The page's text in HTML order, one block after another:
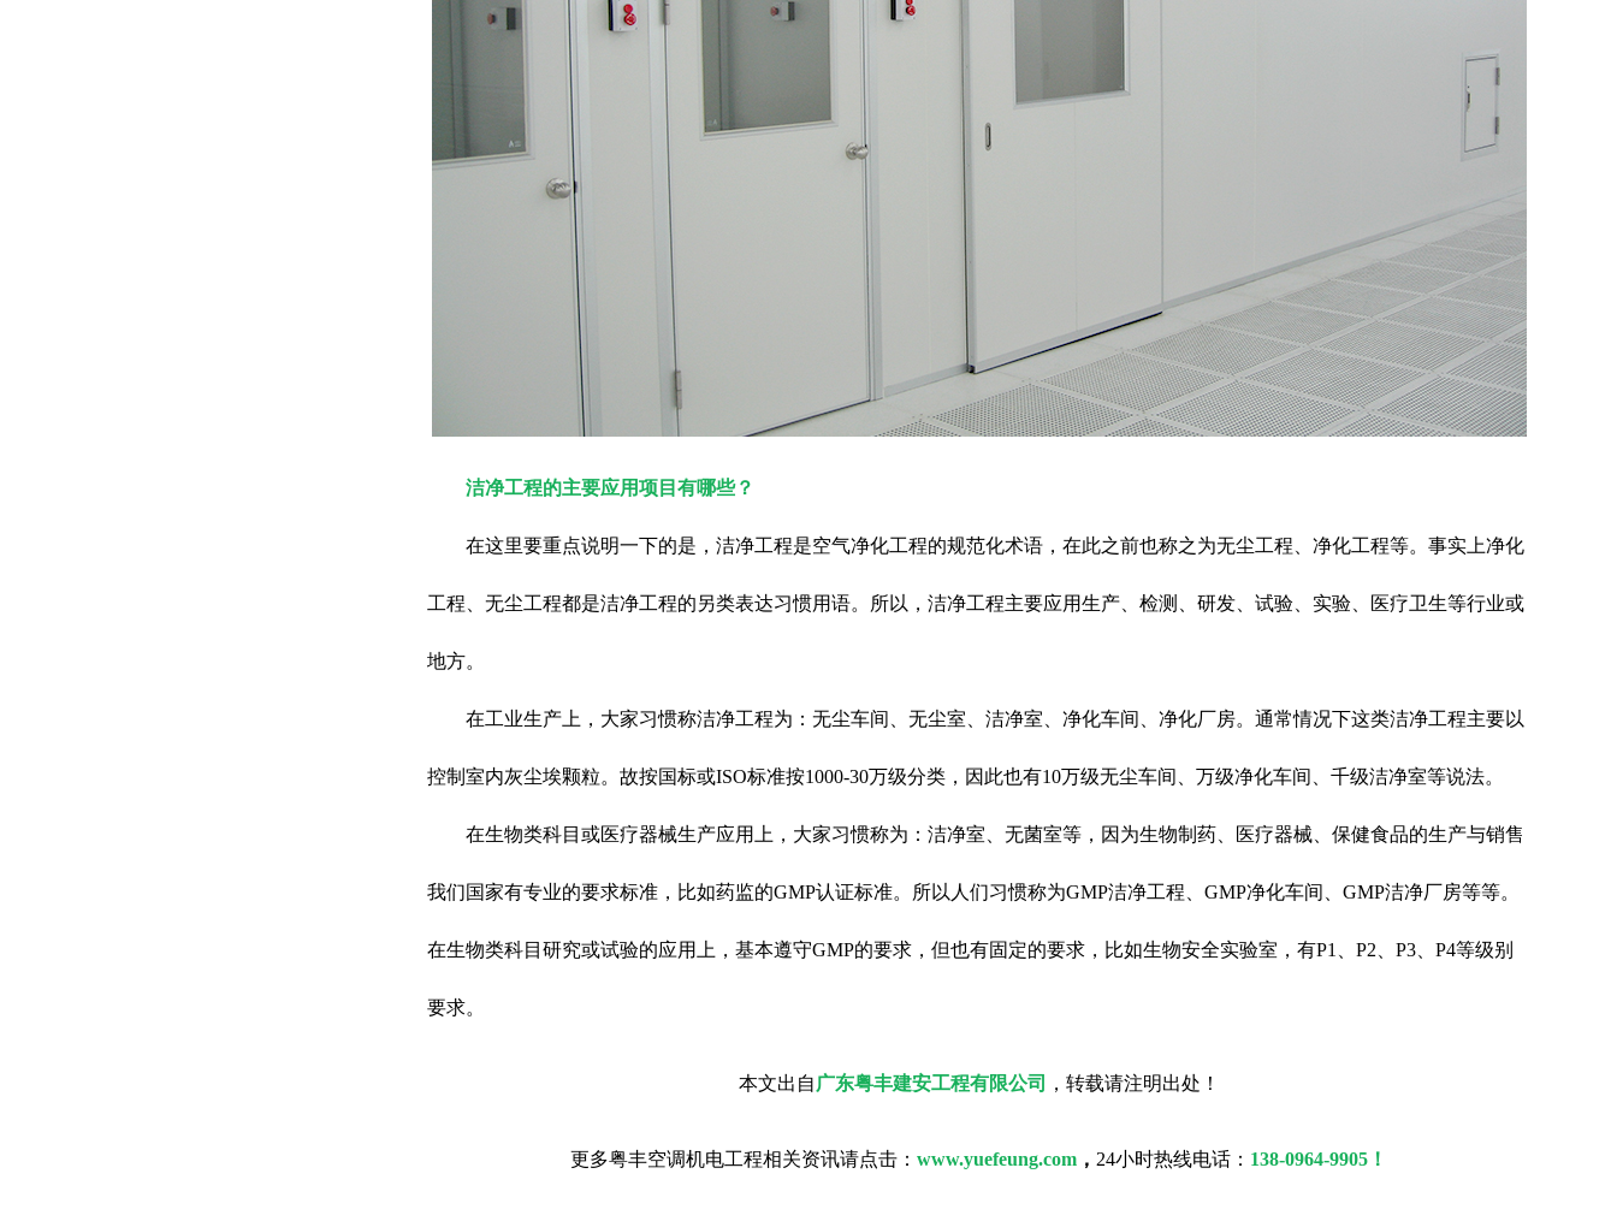
洁净工程的主要应用项目有哪些？
在这里要重点说明一下的是，洁净工程是空气净化工程的规范化术语，在此之前也称之为无尘工程、净化工程等。事实上净化
工程、无尘工程都是洁净工程的另类表达习惯用语。所以，洁净工程主要应用生产、检测、研发、试验、实验、医疗卫生等行业或
地方。
在工业生产上，大家习惯称洁净工程为：无尘车间、无尘室、洁净室、净化车间、净化厂房。通常情况下这类洁净工程主要以
控制室内灰尘埃颗粒。故按国标或ISO标准按1000-30万级分类，因此也有10万级无尘车间、万级净化车间、千级洁净室等说法。
在生物类科目或医疗器械生产应用上，大家习惯称为：洁净室、无菌室等，因为生物制药、医疗器械、保健食品的生产与销售
我们国家有专业的要求标准，比如药监的GMP认证标准。所以人们习惯称为GMP洁净工程、GMP净化车间、GMP洁净厂房等等。
在生物类科目研究或试验的应用上，基本遵守GMP的要求，但也有固定的要求，比如生物安全实验室，有P1、P2、P3、P4等级别
要求。
本文出自 广东粤丰建安工程有限公司 ，转载请注明出处！
更多粤丰空调机电工程相关资讯请点击： www.yuefeung.com ， 24小时热线电话： 138-0964-9905！